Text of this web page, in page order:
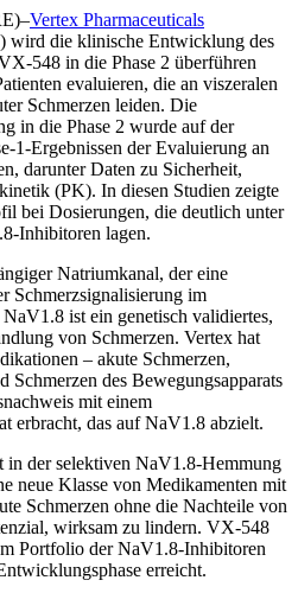
Vertex Pharmaceuticals
wird die klinische Entwicklung des
548 in die Phase 2 überführen
evaluieren, die an viszeralen
Schmerzen leiden. Die
in die Phase 2 wurde auf der
1-Ergebnissen der Evaluierung an
darunter Daten zu Sicherheit,
(PK). In diesen Studien zeigte
bei Dosierungen, die deutlich unter
Inhibitoren lagen.
Natriumkanal, der eine
Schmerzsignalisierung im
ist ein genetisch validiertes,
von Schmerzen. Vertex hat
– akute Schmerzen,
Schmerzen des Bewegungsapparats
mit einem
erbracht, das auf NaV1.8 abzielt.
in der selektiven NaV1.8-Hemmung
neue Klasse von Medikamenten mit
Schmerzen ohne die Nachteile von
wirksam zu lindern. VX-548
Portfolio der NaV1.8-Inhibitoren
erreicht.